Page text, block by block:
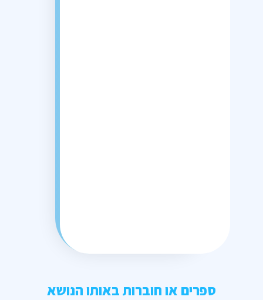
ספרים או חוברות באותו הנושא